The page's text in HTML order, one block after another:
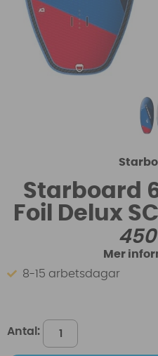
Starboard
Foil Delux
450
Mer
8-15 arbetsdagar
Antal: